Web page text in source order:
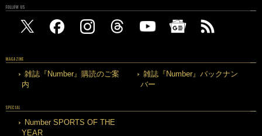
FOLLOW US
MAGAZINE
雑誌『Number』購読のご案
内
雑誌『Number』バックナン
バー
SPECIAL
Number SPORTS OF THE
YEAR